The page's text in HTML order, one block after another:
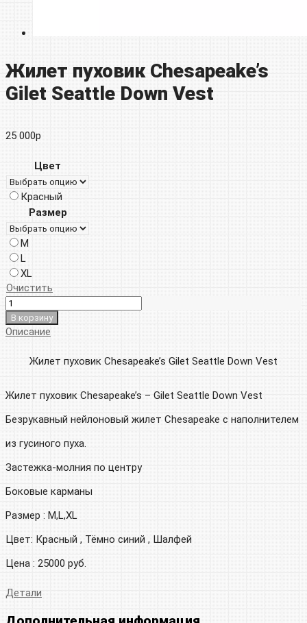
Жилет пуховик Chesapeake’s
Gilet Seattle Down Vest
25 000р
Цвет
Красный
Размер
M
L
XL
Очистить
В корзину
Описание
Жилет пуховик Chesapeake’s Gilet Seattle Down Vest
Жилет пуховик Chesapeake’s – Gilet Seattle Down Vest
Безрукавный нейлоновый жилет Chesapeake с наполнителем
из гусиного пуха.
Застежка-молния по центру
Боковые карманы
Размер : M,L,XL
Цвет: Красный , Тёмно синий , Шалфей
Цена : 25000 руб.
Детали